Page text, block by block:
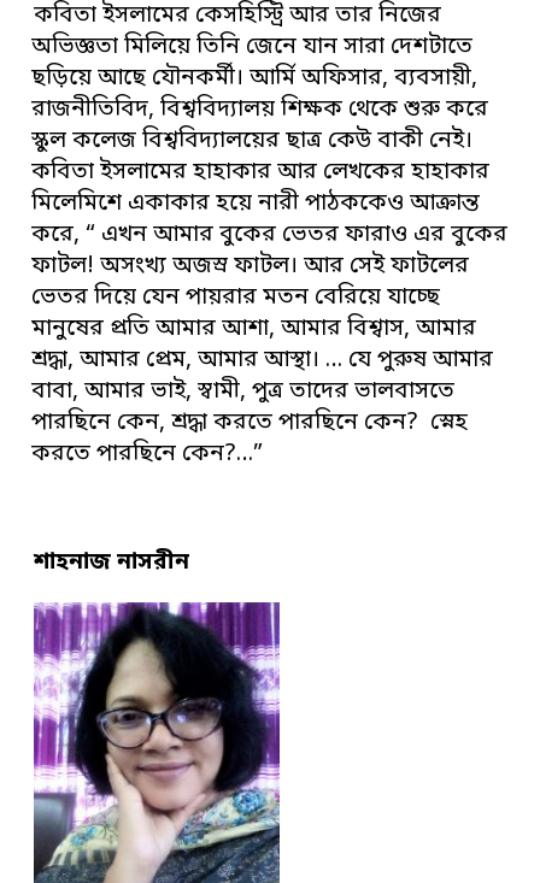
কবিতা ইসলামের কেসহিস্ট্রি আর তার নিজের
অভিজ্ঞতা মিলিয়ে তিনি জেনে যান সারা দেশটাতে
ছড়িয়ে আছে যৌনকর্মী। আর্মি অফিসার, ব্যবসায়ী,
রাজনীতিবিদ, বিশ্ববিদ্যালয় শিক্ষক থেকে শুরু করে
স্কুল কলেজ বিশ্ববিদ্যালয়ের ছাত্র কেউ বাকী নেই।
কবিতা ইসলামের হাহাকার আর লেখকের হাহাকার
মিলেমিশে একাকার হয়ে নারী পাঠককেও আক্রান্ত
করে, “ এখন আমার বুকের ভেতর ফারাও এর বুকের
ফাটল! অসংখ্য অজস্র ফাটল। আর সেই ফাটলের
ভেতর দিয়ে যেন পায়রার মতন বেরিয়ে যাচ্ছে
মানুষের প্রতি আমার আশা, আমার বিশ্বাস, আমার
শ্রদ্ধা, আমার প্রেম, আমার আস্থা। … যে পুরুষ আমার
বাবা, আমার ভাই, স্বামী, পুত্র তাদের ভালবাসতে
পারছিনে কেন, শ্রদ্ধা করতে পারছিনে কেন? স্নেহ
করতে পারছিনে কেন?…”
শাহনাজ নাসরীন